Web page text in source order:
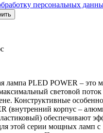
персональных
лампа PLED POWER – это
световой
Конструктивные
(внутренний корпус –
обеспечивают
этой серии мощных ламп с